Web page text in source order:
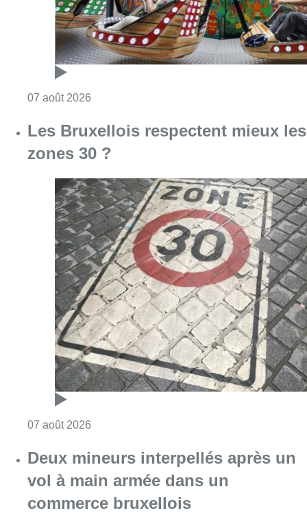
07 août 2026
Les Bruxellois respectent mieux les
zones 30 ?
07 août 2026
Deux mineurs interpellés après un
vol à main armée dans un
commerce bruxellois